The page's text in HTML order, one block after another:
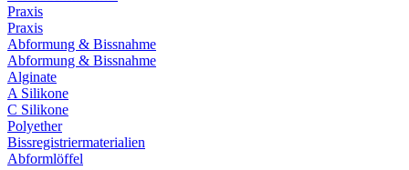
Praxis
Praxis
Abformung & Bissnahme
Abformung & Bissnahme
Alginate
A Silikone
C Silikone
Polyether
Bissregistriermaterialien
Abformlöffel